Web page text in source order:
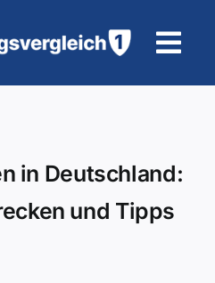
in Deutschland:
und Tipps